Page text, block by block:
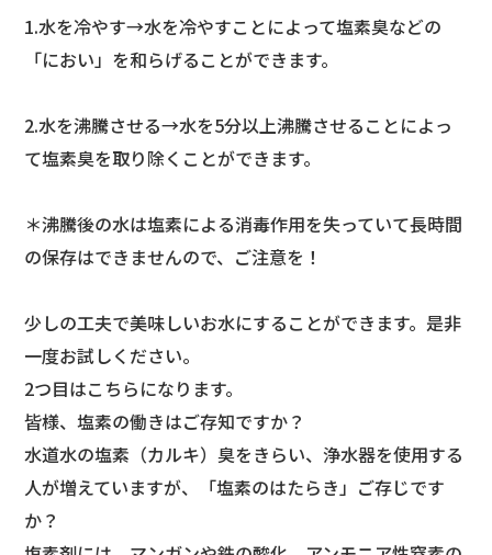
1.水を冷やす→水を冷やすことによって塩素臭などの
「におい」を和らげることができます。
2.水を沸騰させる→水を5分以上沸騰させることによっ
て塩素臭を取り除くことができます。
＊沸騰後の水は塩素による消毒作用を失っていて長時間
の保存はできませんので、ご注意を！
少しの工夫で美味しいお水にすることができます。是非
一度お試しください。
2つ目はこちらになります。
皆様、塩素の働きはご存知ですか？
水道水の塩素（カルキ）臭をきらい、浄水器を使用する
人が増えていますが、「塩素のはたらき」ご存じです
か？